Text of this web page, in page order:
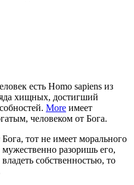
есть Homo sapiens из
хищных, достигший
More имеет
человеком от Бога.
тот не имеет морального
разоришь его,
собственностью, то